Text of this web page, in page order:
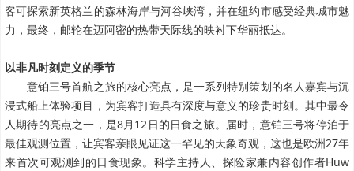
客可探索新英格兰的森林海岸与河谷峡湾，并在纽约市感受经典城市魅
力，最终，邮轮在迈阿密的热带天际线的映衬下华丽抵达。
以非凡时刻定义的季节
意铂三号首航之旅的核心亮点，是一系列特别策划的名人嘉宾与沉
浸式船上体验项目，为宾客打造具有深度与意义的珍贵时刻。 其中最令
人期待的亮点之一，是8月12日的日食之旅。届时，意铂三号将停泊于
最佳观测位置，让宾客亲眼见证这一罕见的天象奇观，这也是欧洲27年
来首次可观测到的日食现象。科学主持人、探险家兼内容创作者Huw